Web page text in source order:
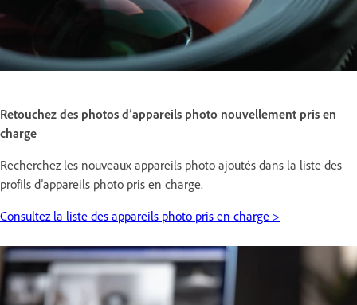
Retouchez des photos d’appareils photo nouvellement pris en
charge
Recherchez les nouveaux appareils photo ajoutés dans la liste des
profils d’appareils photo pris en charge.
Consultez la liste des appareils photo pris en charge >